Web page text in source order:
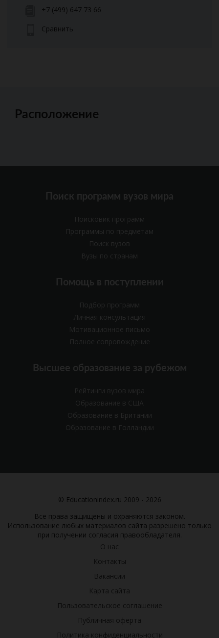
+7 (499) 647 73 66
Сравнить
Расположение
Поиск программ вузов мира
Поисковик программ
Программы по предметам
Поиск вузов
Вузы по странам
Помощь в поступлении
Подбор программ
Личная консультация
Мотивационное письмо
Полное сопровождение
Высшее образование за рубежом
Рейтинги вузов мира
Образование в США
Образование в Британии
Образование в Голландии
© Educationindex.ru 2009 - 2026
Все права защищены и охраняются законом.
Использование любых материалов сайта разрешено только
при получении согласия правообладателя.
О нас
Контакты
Вакансии
Карта сайта
Пользовательское соглашение
Публичная оферта
Политика конфиденциальности